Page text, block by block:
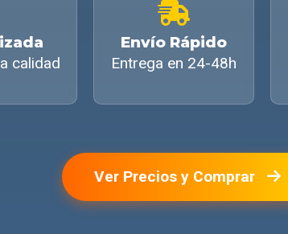
calidad
Envío Rápido
Entrega en 24-48h
Ver Precios y Comprar